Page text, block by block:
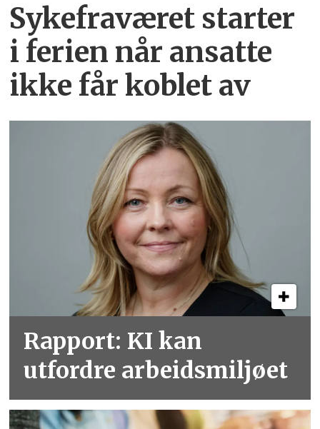
Sykefraværet starter
i ferien når ansatte
ikke får koblet av
Rapport: KI kan
utfordre arbeidsmiljøet